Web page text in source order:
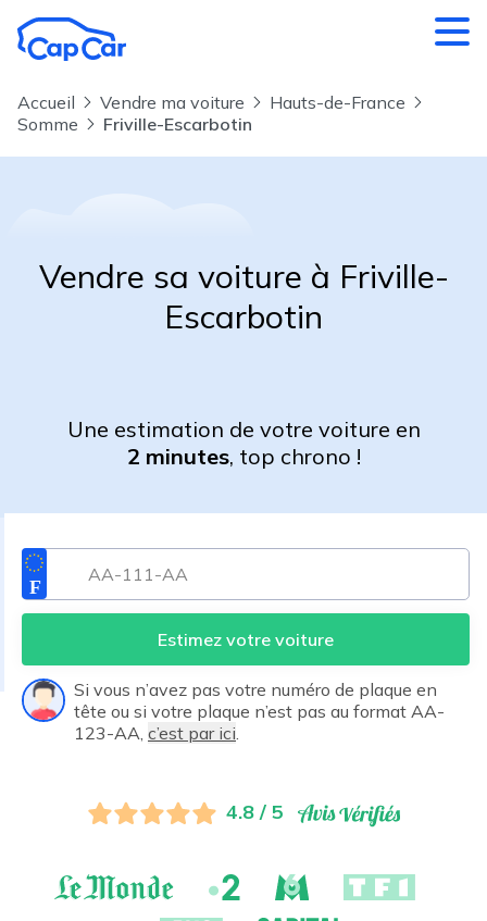
Accueil Vendre ma voiture
Hauts-de-France
Somme
Friville-Escarbotin
Vendre sa voiture à Friville-
Escarbotin
Une estimation de votre voiture en
2 minutes, top chrono !
Estimez votre voiture
Si vous n’avez pas votre numéro de plaque en
tête ou si votre plaque n’est pas au format AA-
123-AA, c’est par ici
4.8 / 5